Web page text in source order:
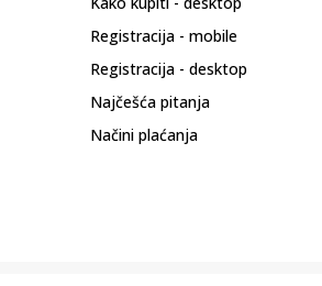
Registracija - mobile
Registracija - desktop
Najčešća pitanja
Načini plaćanja